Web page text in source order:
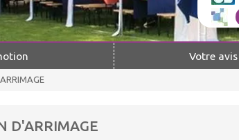
Votre avis
D'ARRIMAGE